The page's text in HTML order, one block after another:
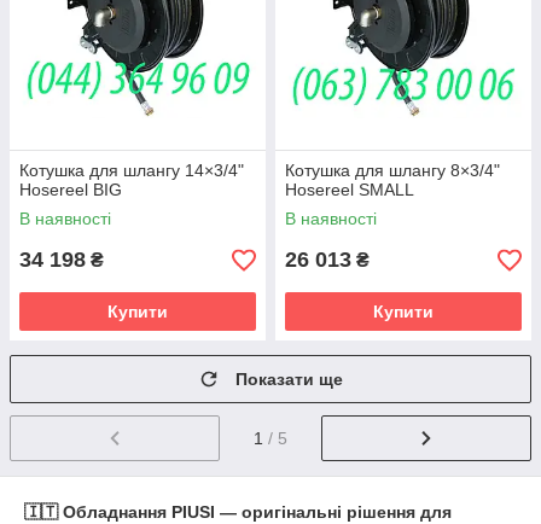
Котушка для шлангу 14×3/4"
Hosereel BIG
В наявності
34 198 ₴
Купити
Котушка для шлангу 8×3/4"
Hosereel SMALL
В наявності
26 013 ₴
Купити
Показати ще
1 / 5
🇮🇹 Обладнання PIUSI — оригінальні рішення для